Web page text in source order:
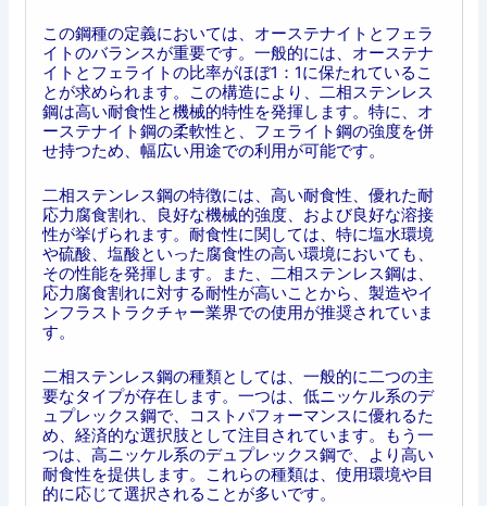
この鋼種の定義においては、オーステナイトとフェラ
イトのバランスが重要です。一般的には、オーステナ
イトとフェライトの比率がほぼ1：1に保たれているこ
とが求められます。この構造により、二相ステンレス
鋼は高い耐食性と機械的特性を発揮します。特に、オ
ーステナイト鋼の柔軟性と、フェライト鋼の強度を併
せ持つため、幅広い用途での利用が可能です。
二相ステンレス鋼の特徴には、高い耐食性、優れた耐
応力腐食割れ、良好な機械的強度、および良好な溶接
性が挙げられます。耐食性に関しては、特に塩水環境
や硫酸、塩酸といった腐食性の高い環境においても、
その性能を発揮します。また、二相ステンレス鋼は、
応力腐食割れに対する耐性が高いことから、製造やイ
ンフラストラクチャー業界での使用が推奨されていま
す。
二相ステンレス鋼の種類としては、一般的に二つの主
要なタイプが存在します。一つは、低ニッケル系のデ
ュプレックス鋼で、コストパフォーマンスに優れるた
め、経済的な選択肢として注目されています。もう一
つは、高ニッケル系のデュプレックス鋼で、より高い
耐食性を提供します。これらの種類は、使用環境や目
的に応じて選択されることが多いです。